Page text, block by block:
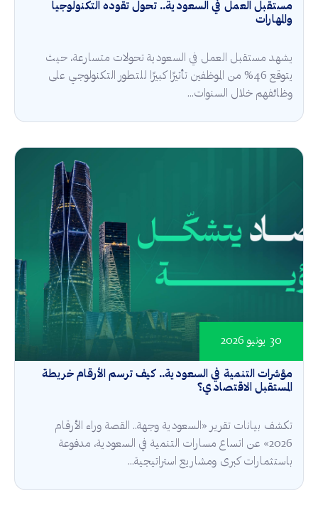
مستقبل العمل في السعودية.. تحول تقوده التكنولوجيا
والمهارات
يشهد مستقبل العمل في السعودية تحولات متسارعة، حيث
يتوقع 46% من الموظفين تأثيرًا كبيرًا للتطور التكنولوجي على
وظائفهم خلال السنوات...
مؤشرات التنمية في السعودية.. كيف ترسم الأرقام خريطة
المستقبل الاقتصادي؟
30 يونيو 2026
تكشف بيانات تقرير «السعودية وجهة.. القصة وراء الأرقام
2026» عن اتساع مسارات التنمية في السعودية، مدفوعة
باستثمارات كبرى ومشاريع استراتيجية...